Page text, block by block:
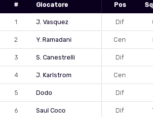
# Giocatore Pos
1 J. Vasquez Dif
2 Y. Ramadani Cen
3 S. Canestrelli Dif
4 J. Karlstrom Cen
5 Dodo Dif
6 Saul Coco Dif